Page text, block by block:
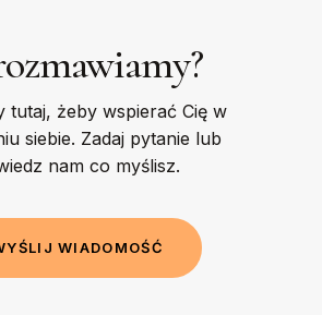
tutaj, żeby wspierać Cię w
siebie. Zadaj pytanie lub
nam co myślisz.
YŚLI J WIADOMOŚĆ